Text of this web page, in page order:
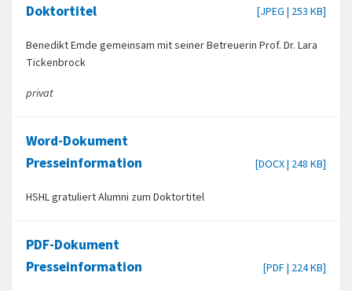
Doktortitel
[JPEG | 253 KB]
Benedikt Emde gemeinsam mit seiner Betreuerin Prof. Dr. Lara
Tickenbrock
privat
Word-Dokument
Presseinformation
[DOCX | 248 KB]
HSHL gratuliert Alumni zum Doktortitel
PDF-Dokument
Presseinformation
[PDF | 224 KB]